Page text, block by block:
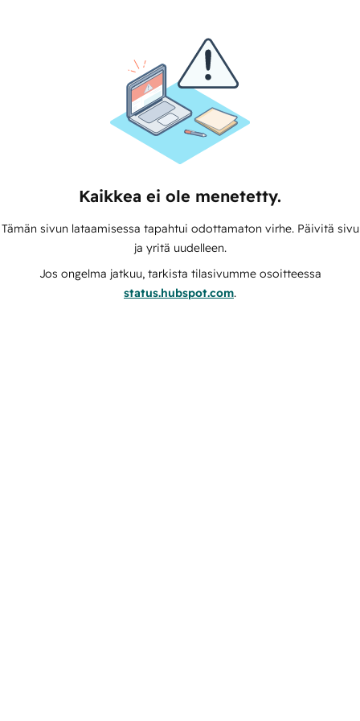
Kaikkea ei ole menetetty.
Tämän sivun lataamisessa tapahtui odottamaton virhe. Päivitä sivu
ja yritä uudelleen.
Jos ongelma jatkuu, tarkista tilasivumme osoitteessa
status.hubspot.com.